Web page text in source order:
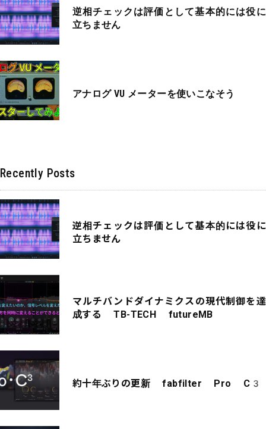
逆相チェックは評価として基本的には役に
立ちません
アナログ VU メーターを使いこなそう
Recently Posts
逆相チェックは評価として基本的には役に
立ちません
マルチバンドダイナミクスの現代制御を達
成する TB-TECH futureMB
約十年ぶりの更新 fabfilter Pro C3